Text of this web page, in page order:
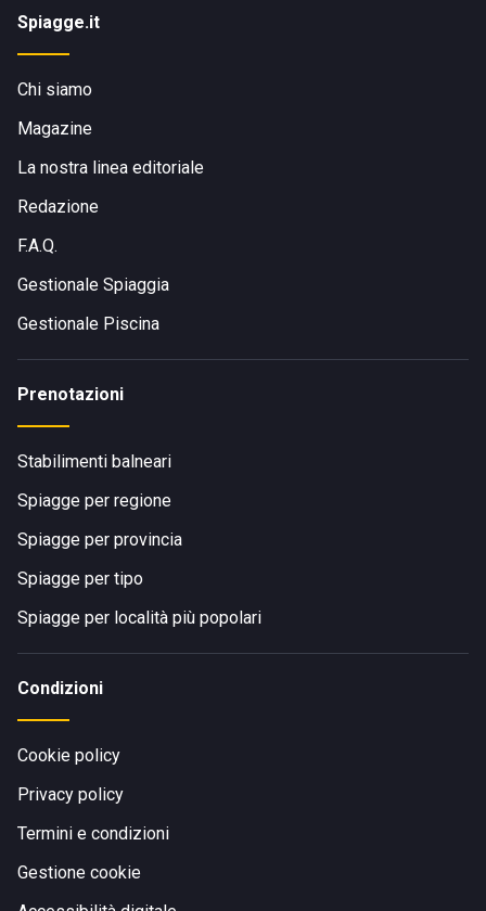
Spiagge.it
Chi siamo
Magazine
La nostra linea editoriale
Redazione
F.A.Q.
Gestionale Spiaggia
Gestionale Piscina
Prenotazioni
Stabilimenti balneari
Spiagge per regione
Spiagge per provincia
Spiagge per tipo
Spiagge per località più popolari
Condizioni
Cookie policy
Privacy policy
Termini e condizioni
Gestione cookie